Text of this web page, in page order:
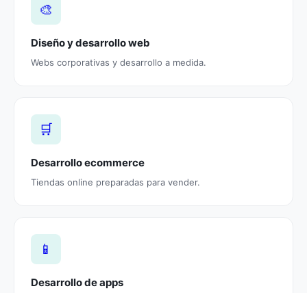
🎨
Diseño y desarrollo web
Webs corporativas y desarrollo a medida.
🛒
Desarrollo ecommerce
Tiendas online preparadas para vender.
📱
Desarrollo de apps